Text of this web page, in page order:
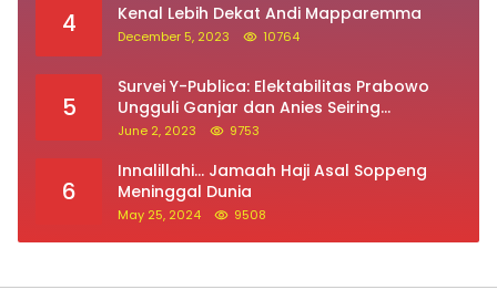
4 Kenal Lebih Dekat Andi Mapparemma
December 5, 2023 10764
5
Survei Y-Publica: Elektabilitas Prabowo
Ungguli Ganjar dan Anies Seiring
Kepuasan Terhadap Jokowi Naik
June 2, 2023 9753
6
Innalillahi… Jamaah Haji Asal Soppeng
Meninggal Dunia
May 25, 2024 9508